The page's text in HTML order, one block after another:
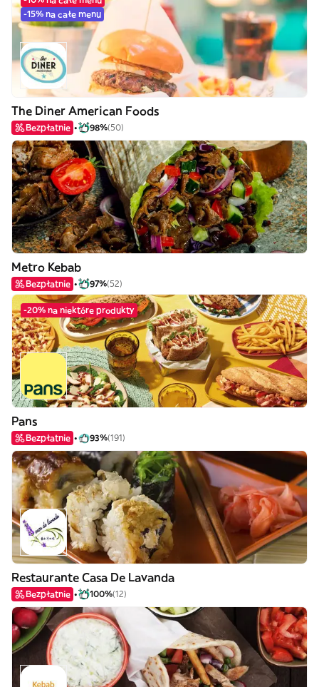
-15% na całe menu
The Diner American Foods
Bezpłatnie 98%(50)
Metro Kebab
Bezpłatnie 97%(52)
-20% na niektóre produkty
Pans
Bezpłatnie 93%(191)
Restaurante Casa De Lavanda
Bezpłatnie 100%(12)